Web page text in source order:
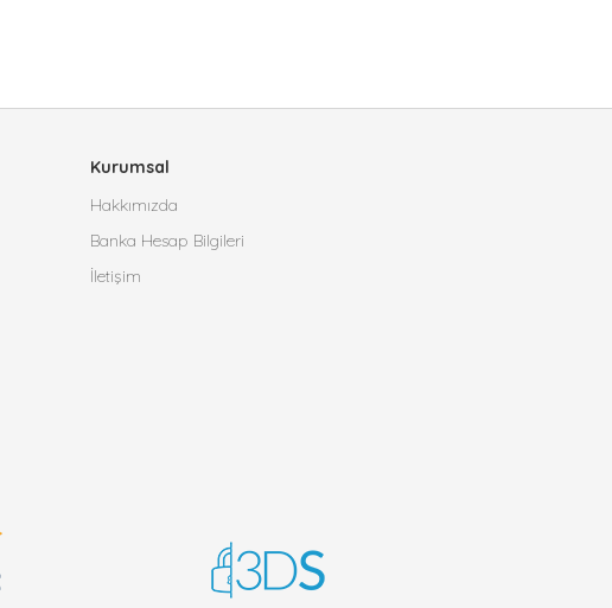
Kurumsal
Hakkımızda
Banka Hesap Bilgileri
İletişim